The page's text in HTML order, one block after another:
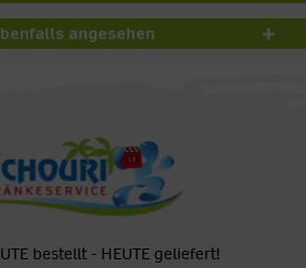
angesehen
bestellt - HEUTE geliefert!